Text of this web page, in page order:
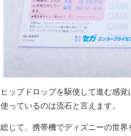
ヒップドロップを駆使して進む感
使っているのは流石と言えます。
総じて、携帯機でディズニーの世界